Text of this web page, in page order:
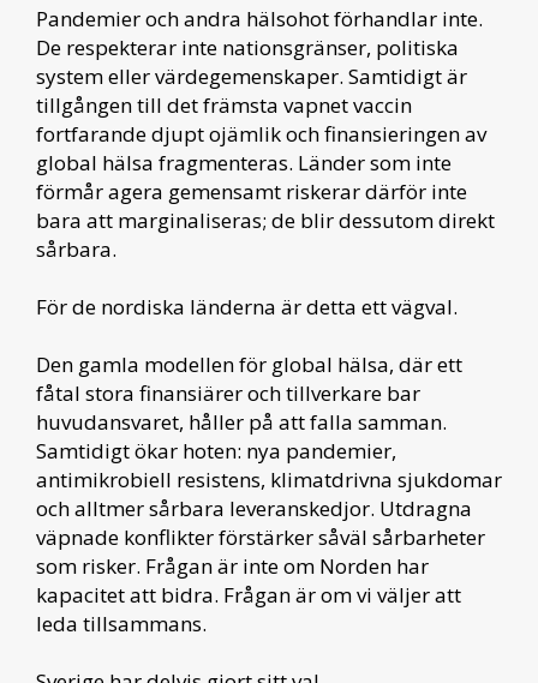
Pandemier och andra hälsohot förhandlar inte.
De respekterar inte nationsgränser, politiska
system eller värdegemenskaper. Samtidigt är
tillgången till det främsta vapnet vaccin
fortfarande djupt ojämlik och finansieringen av
global hälsa fragmenteras. Länder som inte
förmår agera gemensamt riskerar därför inte
bara att marginaliseras; de blir dessutom direkt
sårbara.
För de nordiska länderna är detta ett vägval.
Den gamla modellen för global hälsa, där ett
fåtal stora finansiärer och tillverkare bar
huvudansvaret, håller på att falla samman.
Samtidigt ökar hoten: nya pandemier,
antimikrobiell resistens, klimatdrivna sjukdomar
och alltmer sårbara leveranskedjor. Utdragna
väpnade konflikter förstärker såväl sårbarheter
som risker. Frågan är inte om Norden har
kapacitet att bidra. Frågan är om vi väljer att
leda tillsammans.